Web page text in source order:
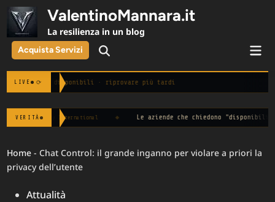
Skip
content
ValentinoMannara.it
La resilienza in un blog
Acquista Servizi Open
LIVE ⟳
Notizie non disponibili · riprovare più tardi
VERITÀ Le aziende che chiedono "disponibilità immediata"
Home -Chat Control: il grande inganno per violare a priori la
privacy dell’utente
PostedAttualità